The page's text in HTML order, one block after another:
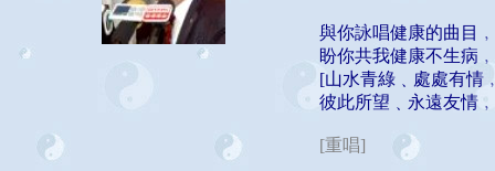
與你詠唱健康的曲目
盼你共我健康不生病
[山水青綠﹑處處有情
彼此所望﹑永遠友情
[重唱]